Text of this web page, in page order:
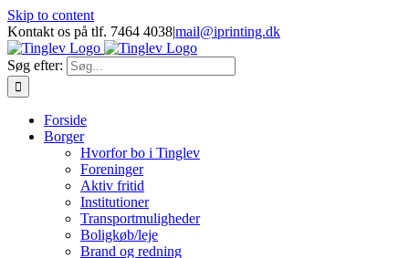
Skip to content
Kontakt os på tlf. 7464 4038|mail@iprinting.dk
Søg efter:
Forside
Borger
Hvorfor bo i Tinglev
Foreninger
Aktiv fritid
Institutioner
Transportmuligheder
Boligkøb/leje
Brand og redning